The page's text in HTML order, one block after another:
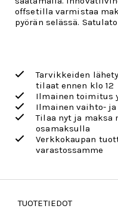
offsetilla varmistaa
pyörän selässä.
Tarvikkeiden
tilaat ennen klo 12
Ilmainen toimitus
Ilmainen vaihto-
Tilaa nyt ja maksa
osamaksulla
Verkkokaupan
varastossamme
TUOTETIEDOT